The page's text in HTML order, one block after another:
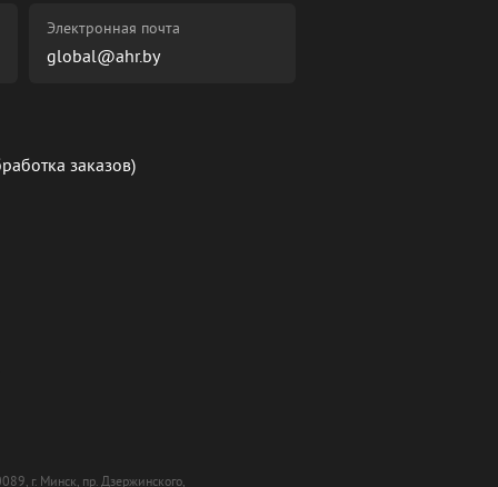
Электронная почта
global@ahr.by
заказов)
г. Минск, пр. Дзержинского,